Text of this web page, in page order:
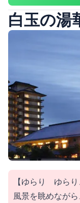
白玉の
【ゆらり ゆらり
風景を眺めなが